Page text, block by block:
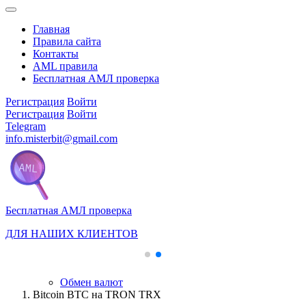
Главная
Правила сайта
Контакты
AML правила
Бесплатная АМЛ проверка
Регистрация Войти
Регистрация Войти
Telegram
info.misterbit@gmail.com
Бесплатная АМЛ проверка
ДЛЯ НАШИХ КЛИЕНТОВ
Обмен валют
Bitcoin BTC на TRON TRX